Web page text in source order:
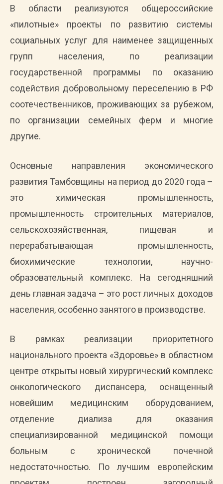
В области реализуются общероссийские
«пилотные» проекты по развитию системы
социальных услуг для наименее защищенных
групп населения, по реализации
государственной программы по оказанию
содействия добровольному переселению в РФ
соотечественников, проживающих за рубежом,
по организации семейных ферм и многие
другие.
Основные направления экономического
развития Тамбовщины на период до 2020 года –
это химическая промышленность,
промышленность строительных материалов,
сельскохозяйственная, пищевая и
перерабатывающая промышленность,
биохимические технологии, научно-
образовательный комплекс. На сегодняшний
день главная задача – это рост личных доходов
населения, особенно занятого в производстве.
В рамках реализации приоритетного
национального проекта «Здоровье» в областном
центре открыты новый хирургический комплекс
онкологического диспансера, оснащенный
новейшим медицинским оборудованием,
отделение диализа для оказания
специализированной медицинской помощи
больным с хронической почечной
недостаточностью. По лучшим европейским